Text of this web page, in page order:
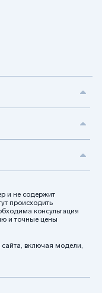
и не содержит
происходить
консультация
и точные цены
включая модели,